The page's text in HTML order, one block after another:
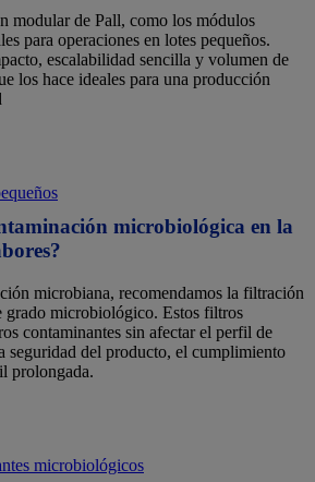
modular de Pall, como los módulos
para operaciones en lotes pequeños.
escalabilidad sencilla y volumen de
los hace ideales para una producción
microbiológica en la
microbiana, recomendamos la filtración
microbiológico. Estos filtros
contaminantes sin afectar el perfil de
seguridad del producto, el cumplimiento
prolongada.
microbiológicos